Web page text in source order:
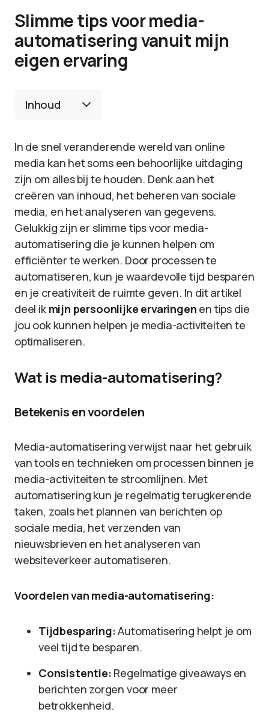
Slimme tips voor media-
automatisering vanuit mijn
eigen ervaring
Inhoud
In de snel veranderende wereld van online
media kan het soms een behoorlijke uitdaging
zijn om alles bij te houden. Denk aan het
creëren van inhoud, het beheren van sociale
media, en het analyseren van gegevens.
Gelukkig zijn er slimme tips voor media-
automatisering die je kunnen helpen om
efficiënter te werken. Door processen te
automatiseren, kun je waardevolle tijd besparen
en je creativiteit de ruimte geven. In dit artikel
deel ik mijn persoonlijke ervaringen en tips die
jou ook kunnen helpen je media-activiteiten te
optimaliseren.
Wat is media-automatisering?
Betekenis en voordelen
Media-automatisering verwijst naar het gebruik
van tools en technieken om processen binnen je
media-activiteiten te stroomlijnen. Met
automatisering kun je regelmatig terugkerende
taken, zoals het plannen van berichten op
sociale media, het verzenden van
nieuwsbrieven en het analyseren van
websiteverkeer automatiseren.
Voordelen van media-automatisering:
Tijdbesparing:Automatisering helpt je om
veel tijd te besparen.
Consistentie: Regelmatige giveaways en
berichten zorgen voor meer
betrokkenheid.